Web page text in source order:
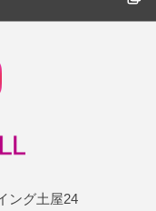
ング土屋24